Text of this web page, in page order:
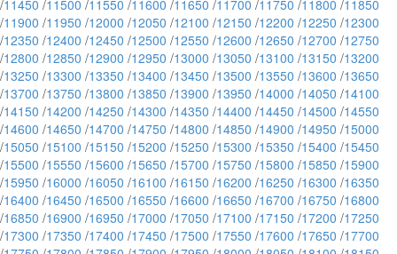
/11450 /11500 /11550 /11600 /11650 /11700 /11750 /11800 /11850
/11900 /11950 /12000 /12050 /12100 /12150 /12200 /12250 /12300
/12350 /12400 /12450 /12500 /12550 /12600 /12650 /12700 /12750
/12800 /12850 /12900 /12950 /13000 /13050 /13100 /13150 /13200
/13250 /13300 /13350 /13400 /13450 /13500 /13550 /13600 /13650
/13700 /13750 /13800 /13850 /13900 /13950 /14000 /14050 /14100
/14150 /14200 /14250 /14300 /14350 /14400 /14450 /14500 /14550
/14600 /14650 /14700 /14750 /14800 /14850 /14900 /14950 /15000
/15050 /15100 /15150 /15200 /15250 /15300 /15350 /15400 /15450
/15500 /15550 /15600 /15650 /15700 /15750 /15800 /15850 /15900
/15950 /16000 /16050 /16100 /16150 /16200 /16250 /16300 /16350
/16400 /16450 /16500 /16550 /16600 /16650 /16700 /16750 /16800
/16850 /16900 /16950 /17000 /17050 /17100 /17150 /17200 /17250
/17300 /17350 /17400 /17450 /17500 /17550 /17600 /17650 /17700